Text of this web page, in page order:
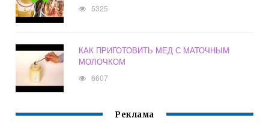
5325
КАК ПРИГОТОВИТЬ МЕД С МАТОЧНЫМ
МОЛОЧКОМ
6607
Реклама